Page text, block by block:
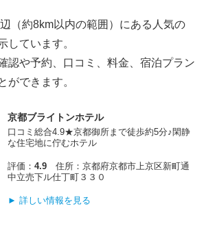
（約8km以内の範囲）にある人気の
しています。
認や予約、口コミ、料金、宿泊プラン
ができます。
京都ブライトンホテル
口コミ総合4.9★京都御所まで徒歩約5分♪閑静
な住宅地に佇むホテル
評価：4.9 住所：京都府京都市上京区新町通
中立売下ル仕丁町３３０
► 詳しい情報を見る